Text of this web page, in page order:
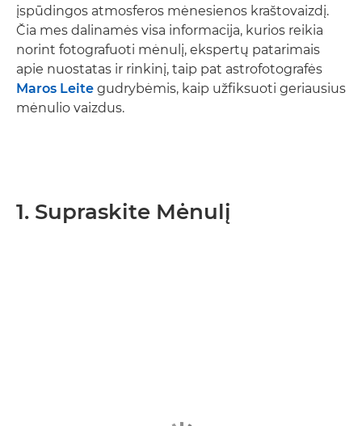
įspūdingos atmosferos mėnesienos kraštovaizdį.
Čia mes dalinamės visa informacija, kurios reikia
norint fotografuoti mėnulį, ekspertų patarimais
apie nuostatas ir rinkinį, taip pat astrofotografės
Maros Leite gudrybėmis, kaip užfiksuoti geriausius
mėnulio vaizdus.
1. Supraskite Mėnulį